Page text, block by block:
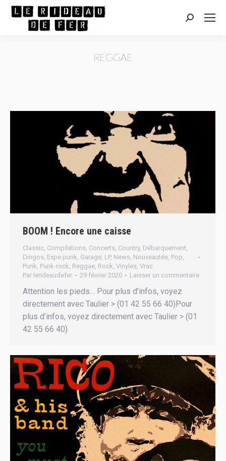
Recherche
REGGAE
BOOM ! Encore une caisse
Classic Compilations Concerts Country, Débarquement
Dingos Expe punk Garage LP, News Nouveautés Pop
Punk Punk-rock Reggae Rock Vinyles Vrac
Par lerideaudefer 29 février 2020 Laisser un commentaire
Attention les pieds… Pour plus d’infos, voyez
directement avec Taulier > (01 42 55 66 40)Pour
plus d’infos, voyez directement avec Taulier > (01
42 55 66 40)